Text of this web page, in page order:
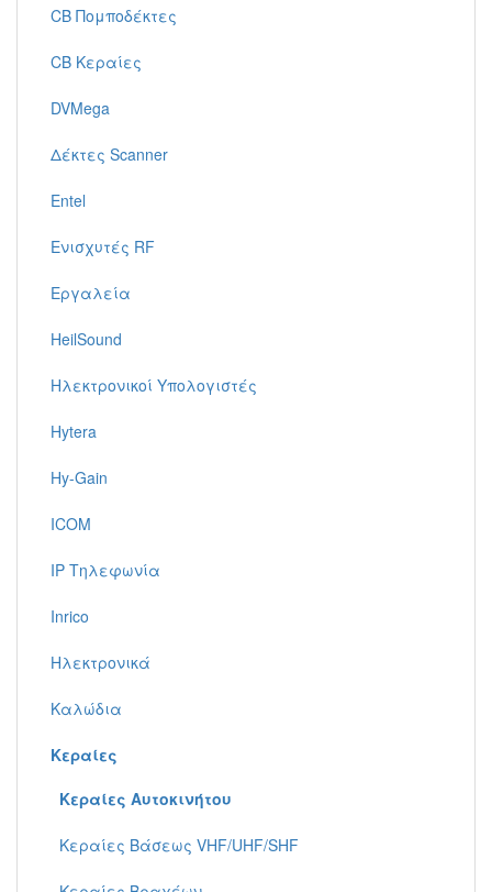
CB Πομποδέκτες
CB Κεραίες
DVMega
Δέκτες Scanner
Entel
Ενισχυτές RF
Εργαλεία
HeilSound
Ηλεκτρονικοί Υπολογιστές
Hytera
Hy-Gain
ICOM
IP Τηλεφωνία
Inrico
Ηλεκτρονικά
Καλώδια
Κεραίες
Κεραίες Αυτοκινήτου
Κεραίες Βάσεως VHF/UHF/SHF